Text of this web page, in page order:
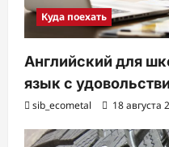
Куда поехать
Английский для
язык с
sib_ecometal 18 августа